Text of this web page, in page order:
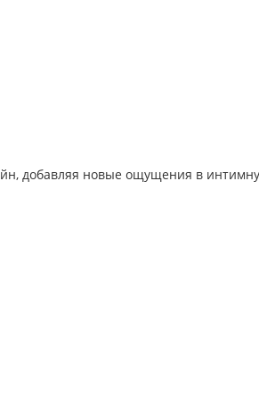
добавляя новые ощущения в